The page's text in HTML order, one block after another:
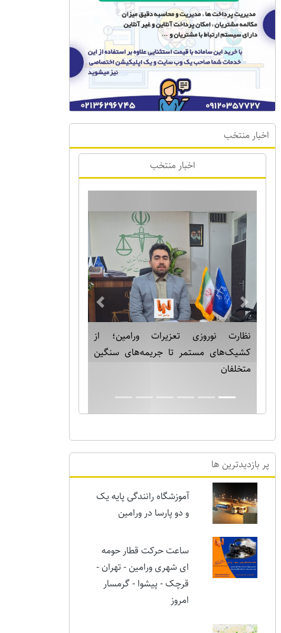
اخبار منتخب
اخبار منتخب
بارش برف نیم متری در ورامین! خدایا دیگر
Previous Next
پر بازدیدترین ها
و دو پارسا در ورامین
ساعت حرکت قطار حومه
ای شهری ورامین - تهران -